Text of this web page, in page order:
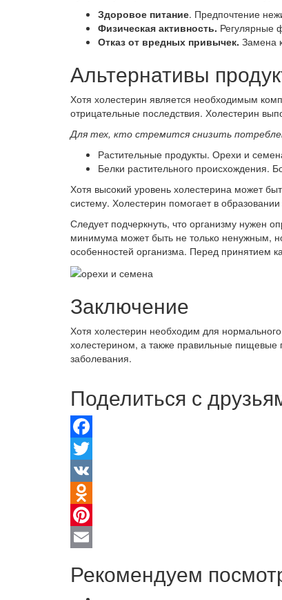
Здоровое питание. Предпочтение
Физическая активность. Регулярные
Отказ от вредных привычек. Замена
Альтернативы
Хотя холестерин является необходимым
отрицательные последствия. Холестерин
Для тех, кто стремится снизить
Растительные продукты. Орехи и
Белки растительного происхождения.
Хотя высокий уровень холестерина может
систему. Холестерин помогает в
Следует подчеркнуть, что организму нужен
минимума может быть не только ненужным,
особенностей организма. Перед принятием
Заключение
Хотя холестерин необходим для
холестерином, а также правильные пищевые
заболевания.
Поделиться с
Facebook
Twitter
VK
Odnoklassniki
Pinterest
Рекомендуем